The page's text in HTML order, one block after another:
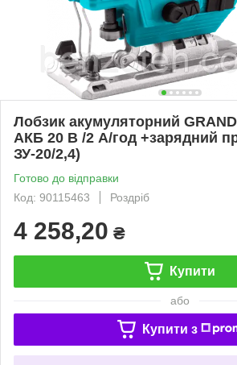
Лобзик акумуляторний
АКБ 20 В /2 А/год +зарядний
ЗУ-20/2,4)
Готово до відправки
Код: 90115463
Роздріб
4 258,20 ₴
Купити
або
Купити з